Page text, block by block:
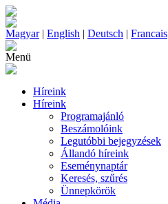
Magyar| English | Deutsch | Francais
Menü
Híreink
Híreink
Programajánló
Beszámolóink
Legutóbbi bejegyzések
Állandó híreink
Eseménynaptár
Keresés, szűrés
Ünnepkörök